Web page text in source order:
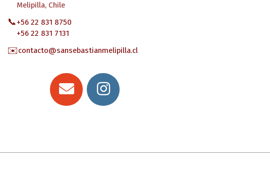
Melipilla, Chile
📞+56 22 831 8750
+56 22 831 7131
✉️contacto@sansebastianmelipilla.cl